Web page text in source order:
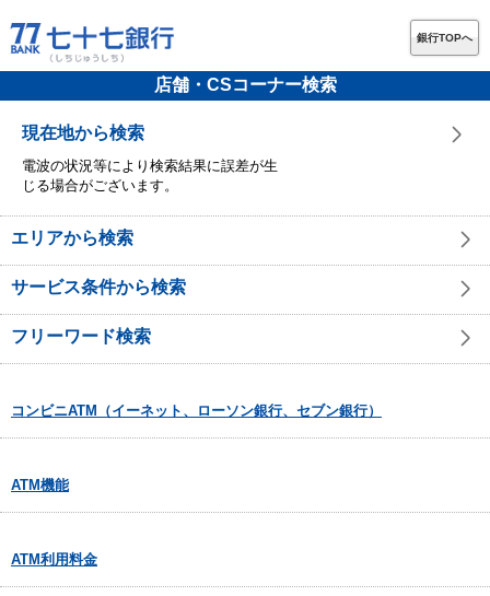
銀行TOPへ
店舗・CSコーナー検索
現在地から検索
電波の状況等により検索結果に誤差が生
じる場合がございます。
エリアから検索
サービス条件から検索
フリーワード検索
コンビニATM（イーネット、ローソン銀行、セブン銀行）
ATM機能
ATM利用料金